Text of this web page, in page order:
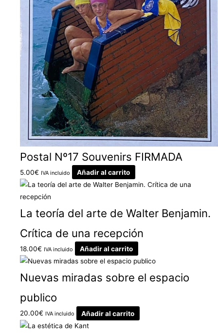
Postal Nº17 Souvenirs FIRMADA
5.00€ IVA incluido Añadir al carrito
La teoría del arte de Walter Benjamin.
Crítica de una recepción
18.00€ IVA incluido Añadir al carrito
Nuevas miradas sobre el espacio
publico
20.00€ IVA incluido Añadir al carrito